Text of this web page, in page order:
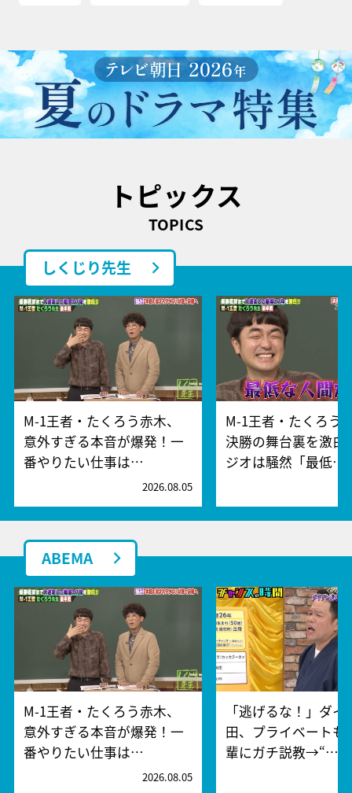
トピックス
TOPICS
しくじり先生
M-1王者・たくろう赤木、
意外すぎる本音が爆発！一
番やりたい仕事は…
2026.08.05
M-1王者・たくろう
決勝の舞台裏を激
ジオは騒然「最低…
ABEMA
M-1王者・たくろう赤木、
意外すぎる本音が爆発！一
番やりたい仕事は…
2026.08.05
「逃げるな！」ダイ
田、プライベートも
輩にガチ説教→“…